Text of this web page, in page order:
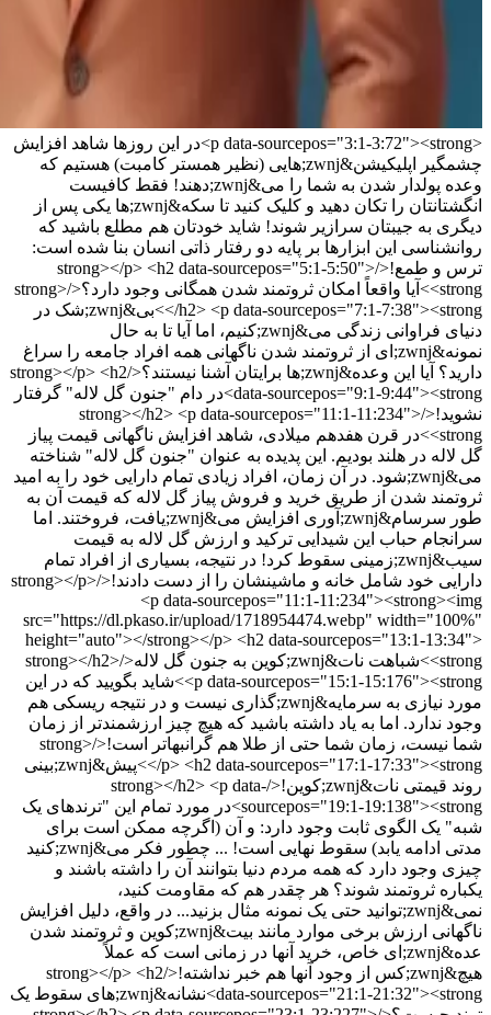
<p data-sourcepos="3:1-3:72"><strong>در این روزها شاهد افزایش
چشمگیر اپلیکیشن&zwnj;هایی (نظیر همستر کامبت) هستیم که
وعده پولدار شدن به شما را می&zwnj;دهند! فقط کافیست
انگشتانتان را تکان دهید و کلیک کنید تا سکه&zwnj;ها یکی پس از
دیگری به جیبتان سرازیر شوند! شاید خودتان هم مطلع باشید که
روانشناسی این ابزارها بر پایه دو رفتار ذاتی انسان بنا شده است:
ترس و طمع!</strong></p> <h2 data-sourcepos="5:1-5:50">
<strong>آیا واقعاً امکان ثروتمند شدن همگانی وجود دارد؟</strong>
</h2> <p data-sourcepos="7:1-7:38"><strong>بی&zwnj;شک در
دنیای فراوانی زندگی می&zwnj;کنیم، اما آیا تا به حال
نمونه&zwnj;ای از ثروتمند شدن ناگهانی همه افراد جامعه را سراغ
دارید؟ آیا این وعده&zwnj;ها برایتان آشنا نیستند؟</strong></p> <h2
data-sourcepos="9:1-9:44"><strong>در دام "جنون گل لاله" گرفتار
نشوید!</strong></h2> <p data-sourcepos="11:1-11:234">
<strong>در قرن هفدهم میلادی، شاهد افزایش ناگهانی قیمت پیاز
گل لاله در هلند بودیم. این پدیده به عنوان "جنون گل لاله" شناخته
می&zwnj;شود. در آن زمان، افراد زیادی تمام دارایی خود را به امید
ثروتمند شدن از طریق خرید و فروش پیاز گل لاله که قیمت آن به
طور سرسام&zwnj;آوری افزایش می&zwnj;یافت، فروختند. اما
سرانجام حباب این شیدایی ترکید و ارزش گل لاله به قیمت
سیب&zwnj;زمینی سقوط کرد! در نتیجه، بسیاری از افراد تمام
دارایی خود شامل خانه و ماشینشان را از دست دادند!</strong></p>
<p data-sourcepos="11:1-11:234"><strong><img
src="https://dl.pkaso.ir/upload/1718954474.webp" width="100%"
height="auto"></strong></p> <h2 data-sourcepos="13:1-13:34">
<strong>شباهت نات&zwnj;کوین به جنون گل لاله</strong></h2>
<p data-sourcepos="15:1-15:176"><strong>شاید بگویید که در این
مورد نیازی به سرمایه&zwnj;گذاری نیست و در نتیجه ریسکی هم
وجود ندارد. اما به یاد داشته باشید که هیچ چیز ارزشمندتر از زمان
شما نیست، زمان شما حتی از طلا هم گرانبهاتر است!</strong>
</p> <h2 data-sourcepos="17:1-17:33"><strong>پیش&zwnj;بینی
روند قیمتی نات&zwnj;کوین!</strong></h2> <p data-
sourcepos="19:1-19:138"><strong>در مورد تمام این "ترندهای یک
شبه" یک الگوی ثابت وجود دارد: و آن (اگرچه ممکن است برای
مدتی ادامه یابد) سقوط نهایی است! ... چطور فکر می&zwnj;کنید
چیزی وجود دارد که همه مردم دنیا بتوانند آن را داشته باشند و
یکباره ثروتمند شوند؟ هر چقدر هم که مقاومت کنید،
نمی&zwnj;توانید حتی یک نمونه مثال بزنید... در واقع، دلیل افزایش
ناگهانی ارزش برخی موارد مانند بیت&zwnj;کوین و ثروتمند شدن
عده&zwnj;ای خاص، خرید آنها در زمانی است که عملاً
هیچ&zwnj;کس از وجود آنها هم خبر نداشته!</strong></p> <h2
data-sourcepos="21:1-21:32"><strong>نشانه&zwnj;های سقوط یک